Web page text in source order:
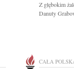
Z głębokim
Danuty
CAŁA